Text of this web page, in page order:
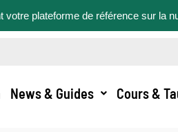
plateforme de référence sur la
News & Guides Cours &